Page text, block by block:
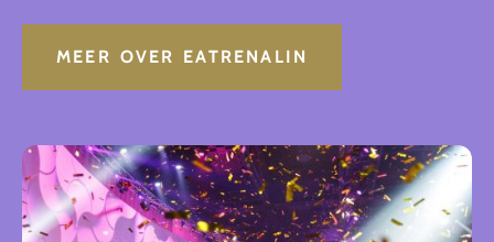
MEER OVER EATRENALIN